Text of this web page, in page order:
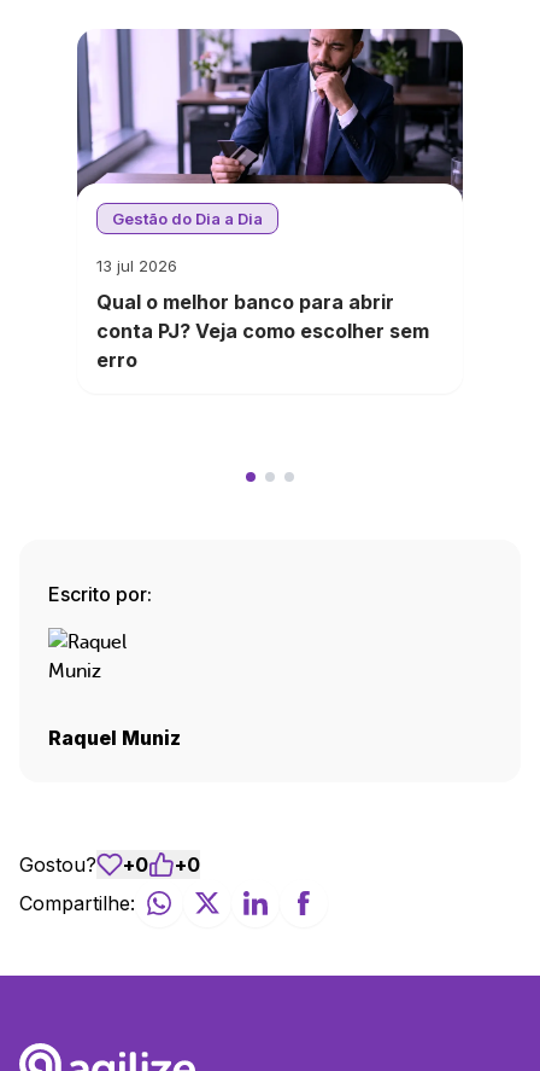
Gestão do Dia a Dia
13 jul 2026
Qual o melhor banco para abrir
conta PJ? Veja como escolher sem
erro
Escrito por:
Raquel Muniz
Gostou? +0 +0
Compartilhe: